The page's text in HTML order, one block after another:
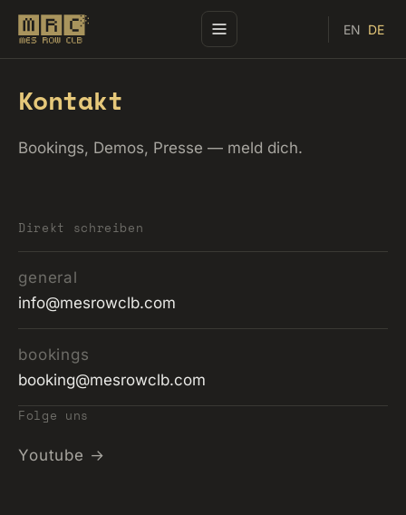
EN DE
Kontakt
Bookings, Demos, Presse — meld dich.
Direkt schreiben
general
info@mesrowclb.com
bookings
booking@mesrowclb.com
Folge uns
Youtube →